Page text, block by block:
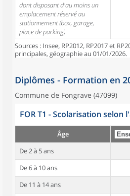
dont disposant d'au moins un
emplacement réservé au
stationnement (box, garage,
place de parking)
Sources : Insee, RP2012, RP2017 et
principales, géographie au 01/01/2026.
Diplômes - Formation en
Commune de Fongrave (47099)
FOR T1 - Scolarisation selon
Âge
De 2 à 5 ans
De 6 à 10 ans
De 11 à 14 ans